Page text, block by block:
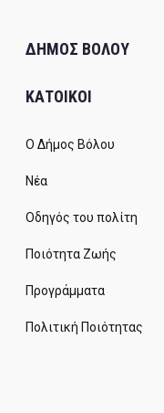
ΔΗΜΟΣ ΒΟΛΟΥ
ΚΑΤΟΙΚΟΙ
Ο Δήμος Βόλου
Νέα
Οδηγός του πολίτη
Ποιότητα Ζωής
Προγράμματα
Πολιτική Ποιότητας